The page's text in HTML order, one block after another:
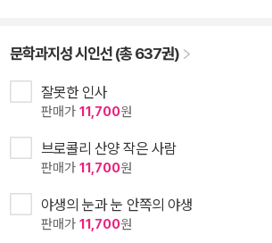
문학과지성 시인선 (총 637권)
잘못한 인사
판매가 11,700원
브로콜리 산양 작은 사람
판매가 11,700원
야생의 눈과 눈 안쪽의 야생
판매가 11,700원